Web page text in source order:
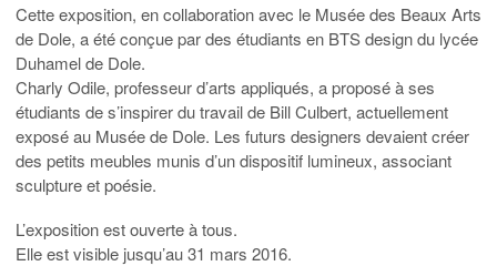
Cette exposition, en collaboration avec le Musée des Beaux Arts
de Dole, a été conçue par des étudiants en BTS design du lycée
Duhamel de Dole.
Charly Odile, professeur d’arts appliqués, a proposé à ses
étudiants de s’inspirer du travail de Bill Culbert, actuellement
exposé au Musée de Dole. Les futurs designers devaient créer
des petits meubles munis d’un dispositif lumineux, associant
sculpture et poésie.
L’exposition est ouverte à tous.
Elle est visible jusqu’au 31 mars 2016.